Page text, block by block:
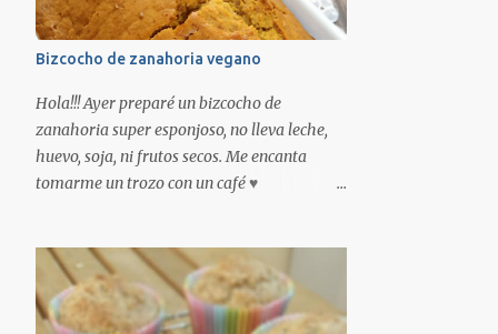
Bizcocho de zanahoria vegano
Hola!!! Ayer preparé un bizcocho de
zanahoria super esponjoso, no lleva leche,
huevo, soja, ni frutos secos. Me encanta
tomarme un trozo con un café ♥
-50ml de aceite de girasol -200gr de harina
-100gr de azúcar moreno -1 sobre de
levadura Molino Real * -2 gotas de aroma